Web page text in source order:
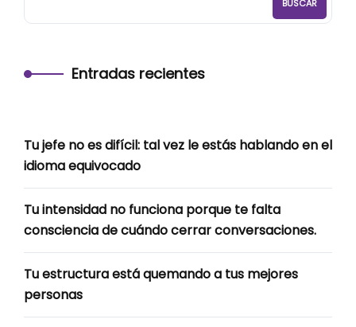
BUSCAR
Entradas recientes
Tu jefe no es difícil: tal vez le estás hablando en el
idioma equivocado
Tu intensidad no funciona porque te falta
consciencia de cuándo cerrar conversaciones.
Tu estructura está quemando a tus mejores
personas